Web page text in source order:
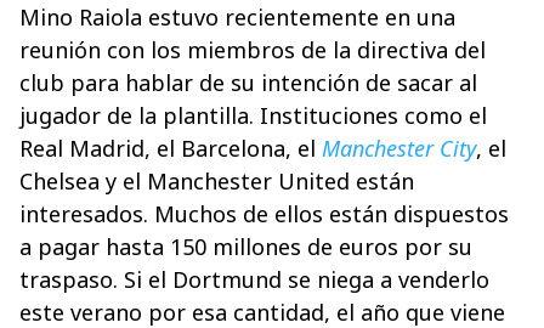
Mino Raiola estuvo recientemente en una
reunión con los miembros de la directiva del
club para hablar de su intención de sacar al
jugador de la plantilla. Instituciones como el
Real Madrid, el Barcelona, el Manchester City, el
Chelsea y el Manchester United están
interesados. Muchos de ellos están dispuestos
a pagar hasta 150 millones de euros por su
traspaso. Si el Dortmund se niega a venderlo
este verano por esa cantidad, el año que viene